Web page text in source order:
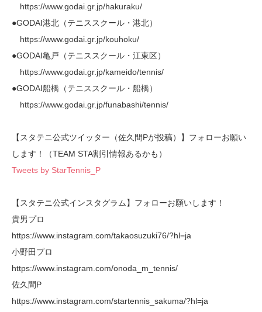
https://www.godai.gr.jp/hakuraku/
●GODAI港北（テニススクール・港北）
https://www.godai.gr.jp/kouhoku/
●GODAI亀戸（テニススクール・江東区）
https://www.godai.gr.jp/kameido/tennis/
●GODAI船橋（テニススクール・船橋）
https://www.godai.gr.jp/funabashi/tennis/
【スタテニ公式ツイッター（佐久間Pが投稿）】フォローお願い
します！（TEAM STA割引情報あるかも）
Tweets by StarTennis_P
【スタテニ公式インスタグラム】フォローお願いします！
貴男プロ
https://www.instagram.com/takaosuzuki76/?hl=ja
小野田プロ
https://www.instagram.com/onoda_m_tennis/
佐久間P
https://www.instagram.com/startennis_sakuma/?hl=ja